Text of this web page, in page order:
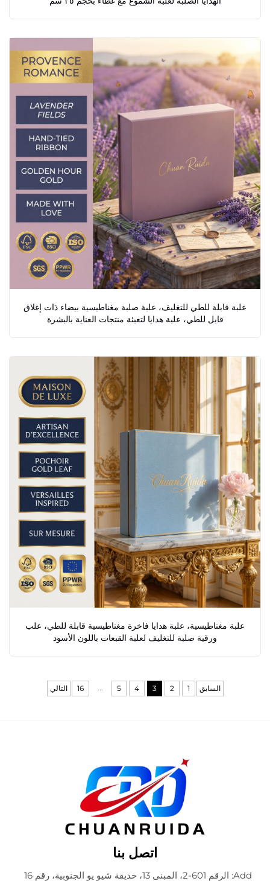
علبة قابلة للطي للتغليف، علبة صلبة مغناطيسية بيضاء ذات إغلاق
قابل للطي، علبة هدايا لتعبئة منتجات العناية بالبشرة
علبة مغناطيسية، علبة هدايا فاخرة مغناطيسية قابلة للطي، علب
ورقية صلبة للتغليف لعلبة القبعات باللون الأسود
السابق 1
2
3
4
5
16 التالي
اتصل بنا
Add: الرقم 601-2، المبنى 13، حديقة شيو يو الجنوبية، رقم 16